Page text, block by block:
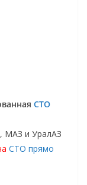
СТО
МАЗ и УралАЗ
СТО прямо